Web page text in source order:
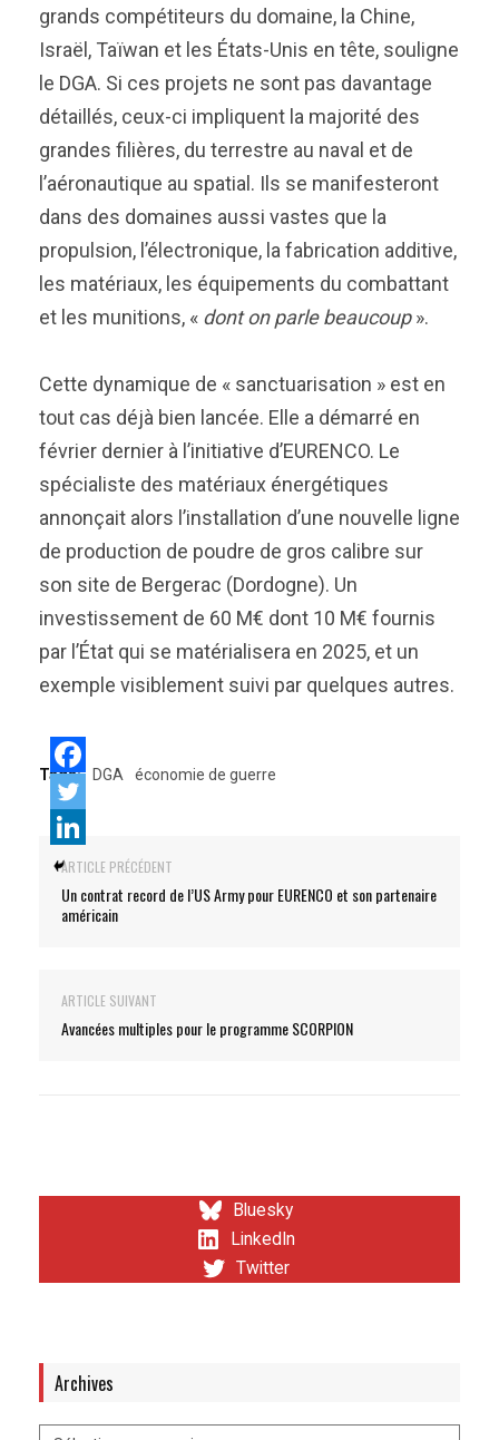
grands compétiteurs du domaine, la Chine,
Israël, Taïwan et les États-Unis en tête, souligne
le DGA. Si ces projets ne sont pas davantage
détaillés, ceux-ci impliquent la majorité des
grandes filières, du terrestre au naval et de
l’aéronautique au spatial. Ils se manifesteront
dans des domaines aussi vastes que la
propulsion, l’électronique, la fabrication additive,
les matériaux, les équipements du combattant
et les munitions, « dont on parle beaucoup».
Cette dynamique de « sanctuarisation » est en
tout cas déjà bien lancée. Elle a démarré en
février dernier à l’initiative d’EURENCO. Le
spécialiste des matériaux énergétiques
annonçait alors l’installation d’une nouvelle ligne
de production de poudre de gros calibre sur
son site de Bergerac (Dordogne). Un
investissement de 60 M€ dont 10 M€ fournis
par l’État qui se matérialisera en 2025, et un
exemple visiblement suivi par quelques autres.
Tags: DGA économie de guerre
ARTICLE PRÉCÉDENT
Un contrat record de l’US Army pour EURENCO et son partenaire
américain
ARTICLE SUIVANT
Avancées multiples pour le programme SCORPION
Bluesky
LinkedIn
Twitter
Archives